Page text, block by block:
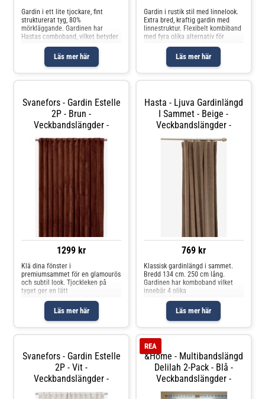
Läs mer här
Gardin i ett lite tjockare, fint
strukturerat tyg, 80%
mörkläggande. Gardinen har
Hastas comboband, vilket betyder
att du kan sätta upp gardinen
direkt på stång med hällor, eller i
skena/stång med fingerkrokar
eller rynkbandskrokar. 100%
Läs mer här
Gardin i rustik stil med linnelook.
Extra bred, kraftig gardin med
linnestruktur. Flexibelt kombiband
med fyra olika alternativ för
upphängning av gardinlängder: på
en gardinstång med hjälp av
hällor, med fingerkrok eller med
rynkbandskrok. Krokar in
Svanefors - Gardin Estelle
2P - Brun -
Veckbandslängder -
1299 kr
Läs mer här
Klä dina fönster i
premiumsammet för en glamourös
och subtil look. Tjockleken på
tyget ger en lätt
har multiheadtejp upptill, sydda
långsidor och overlocksöm nedtill.
Multiheadtejpen är en flexibel
Hasta - Ljuva Gardinlängd
I Sammet - Beige -
Veckbandslängder -
769 kr
Läs mer här
Klassisk gardinlängd i sammet.
Bredd 134 cm. 250 cm lång.
Gardinen har komboband vilket
innebär 4 olika
band (veck-, pennveck-, wave- och
hällsgardin). Säljs i 1-pack.
Svanefors - Gardin Estelle
2P - Vit -
Veckbandslängder -
&Home - Multibandslängd
Delilah 2-Pack - Blå -
Veckbandslängder -
REA